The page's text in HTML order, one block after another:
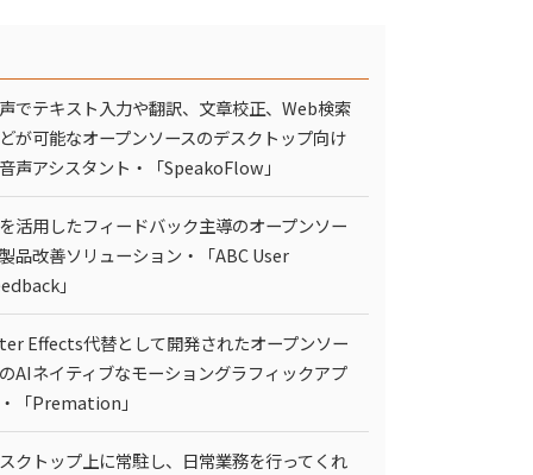
でテキスト入力や翻訳、文章校正、Web検索
が可能なオープンソースのデスクトップ向け
声アシスタント・「SpeakoFlow」
活用したフィードバック主導のオープンソー
品改善ソリューション・「ABC User
」
Effects代替として開発されたオープンソー
AIネイティブなモーショングラフィックアプ
「Premation」
クトップ上に常駐し、日常業務を行ってくれ